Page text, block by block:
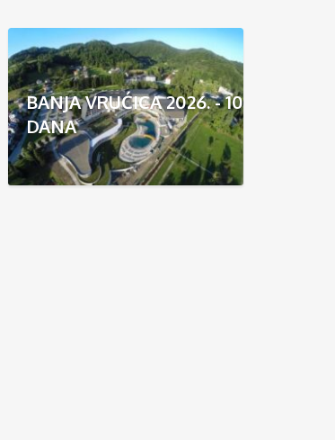
BANJA VRUĆICA 2026. - 10
DANA